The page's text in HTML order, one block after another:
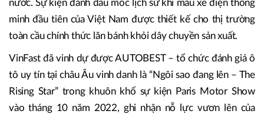
nước. Sự kiện đánh dấu mốc lịch sử khi mẫu xe điện thông
minh đầu tiên của Việt Nam được thiết kế cho thị trường
toàn cầu chính thức lăn bánh khỏi dây chuyền sản xuất.
VinFast đã vinh dự được AUTOBEST – tổ chức đánh giá ô
tô uy tín tại châu Âu vinh danh là “Ngôi sao đang lên – The
Rising Star” trong khuôn khổ sự kiện Paris Motor Show
vào tháng 10 năm 2022, ghi nhận nỗ lực vươn lên của